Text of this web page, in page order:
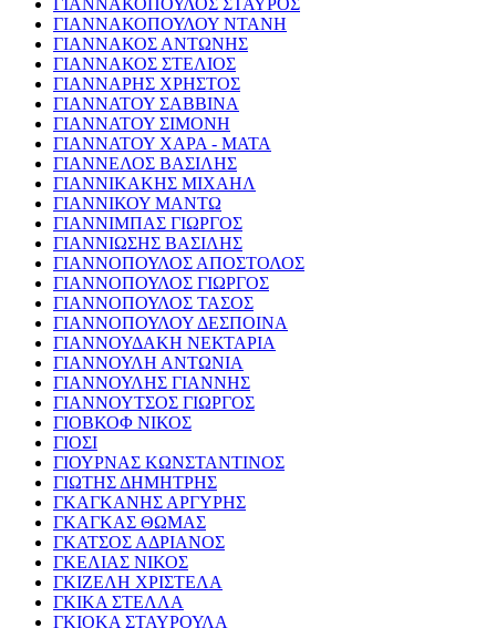
ΓΙΑΝΝΑΚΟΠΟΥΛΟΣ ΣΤΑΥΡΟΣ
ΓΙΑΝΝΑΚΟΠΟΥΛΟΥ ΝΤΑΝΗ
ΓΙΑΝΝΑΚΟΣ ΑΝΤΩΝΗΣ
ΓΙΑΝΝΑΚΟΣ ΣΤΕΛΙΟΣ
ΓΙΑΝΝΑΡΗΣ ΧΡΗΣΤΟΣ
ΓΙΑΝΝΑΤΟΥ ΣΑΒΒΙΝΑ
ΓΙΑΝΝΑΤΟΥ ΣΙΜΟΝΗ
ΓΙΑΝΝΑΤΟΥ ΧΑΡΑ - ΜΑΤΑ
ΓΙΑΝΝΕΛΟΣ ΒΑΣΙΛΗΣ
ΓΙΑΝΝΙΚΑΚΗΣ ΜΙΧΑΗΛ
ΓΙΑΝΝΙΚΟΥ ΜΑΝΤΩ
ΓΙΑΝΝΙΜΠΑΣ ΓΙΩΡΓΟΣ
ΓΙΑΝΝΙΩΣΗΣ ΒΑΣΙΛΗΣ
ΓΙΑΝΝΟΠΟΥΛΟΣ ΑΠΟΣΤΟΛΟΣ
ΓΙΑΝΝΟΠΟΥΛΟΣ ΓΙΩΡΓΟΣ
ΓΙΑΝΝΟΠΟΥΛΟΣ ΤΑΣΟΣ
ΓΙΑΝΝΟΠΟΥΛΟΥ ΔΕΣΠΟΙΝΑ
ΓΙΑΝΝΟΥΔΑΚΗ ΝΕΚΤΑΡΙΑ
ΓΙΑΝΝΟΥΛΗ ΑΝΤΩΝΙΑ
ΓΙΑΝΝΟΥΛΗΣ ΓΙΑΝΝΗΣ
ΓΙΑΝΝΟΥΤΣΟΣ ΓΙΩΡΓΟΣ
ΓΙΟΒΚΟΦ ΝΙΚΟΣ
ΓΙΟΣΙ
ΓΙΟΥΡΝΑΣ ΚΩΝΣΤΑΝΤΙΝΟΣ
ΓΙΩΤΗΣ ΔΗΜΗΤΡΗΣ
ΓΚΑΓΚΑΝΗΣ ΑΡΓΥΡΗΣ
ΓΚΑΓΚΑΣ ΘΩΜΑΣ
ΓΚΑΤΣΟΣ ΑΔΡΙΑΝΟΣ
ΓΚΕΛΙΑΣ ΝΙΚΟΣ
ΓΚΙΖΕΛΗ ΧΡΙΣΤΕΛΑ
ΓΚΙΚΑ ΣΤΕΛΛΑ
ΓΚΙΟΚΑ ΣΤΑΥΡΟΥΛΑ